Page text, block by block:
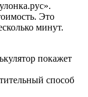
Это
минут.
покажет
способ